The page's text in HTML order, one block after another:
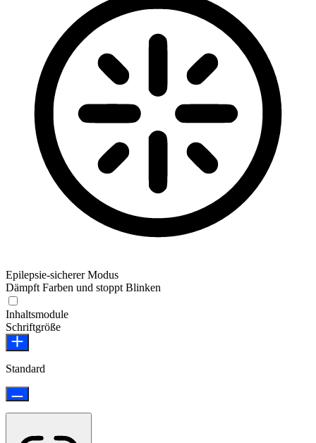
Epilepsie-sicherer Modus
Dämpft Farben und stoppt Blinken
Inhaltsmodule
Schriftgröße
Standard